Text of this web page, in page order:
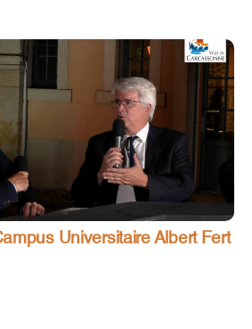
Universitaire Albert Fert